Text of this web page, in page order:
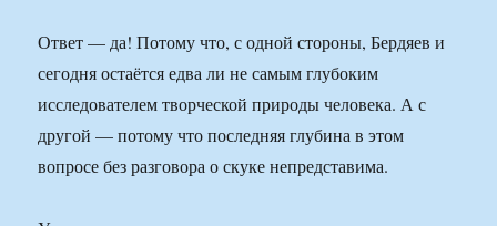
Ответ — да! Потому что, с одной стороны, Бердяев и
сегодня остаётся едва ли не самым глубоким
исследователем творческой природы человека. А с
другой — потому что последняя глубина в этом
вопросе без разговора о скуке непредставима.